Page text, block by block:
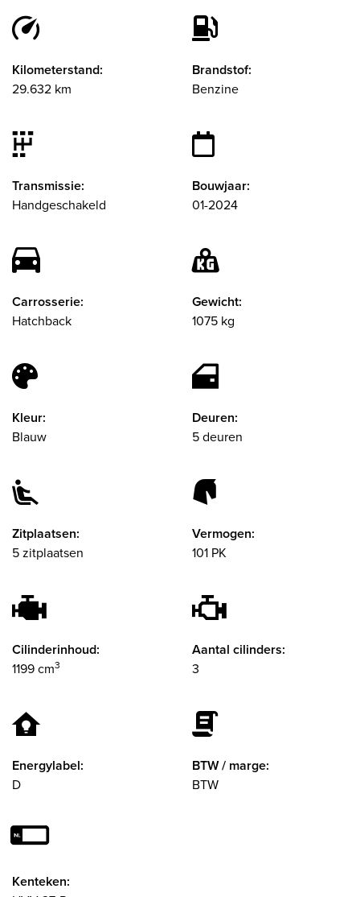
Kilometerstand:
29.632 km
Brandstof:
Benzine
Transmissie:
Handgeschakeld
Bouwjaar:
01-2024
Carrosserie:
Hatchback
Gewicht:
1075 kg
Kleur:
Blauw
Deuren:
5 deuren
Zitplaatsen:
5 zitplaatsen
Vermogen:
101 PK
Cilinderinhoud:
1199 cm3
Aantal cilinders:
3
Energylabel:
D
BTW / marge:
BTW
Kenteken: